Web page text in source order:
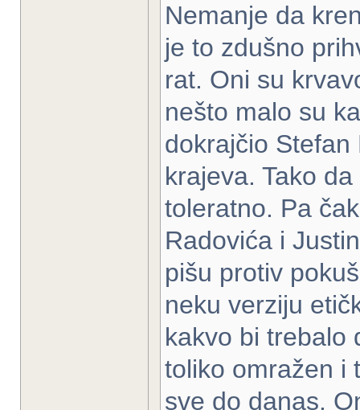
Nemanje da
je to zdušno
rat. Oni su
nešto malo su
dokrajčio
krajeva. Tako
toleratno. Pa
Radovića i
pišu protiv
neku verziju
kakvo bi trebalo
toliko omražen i
sve do danas.